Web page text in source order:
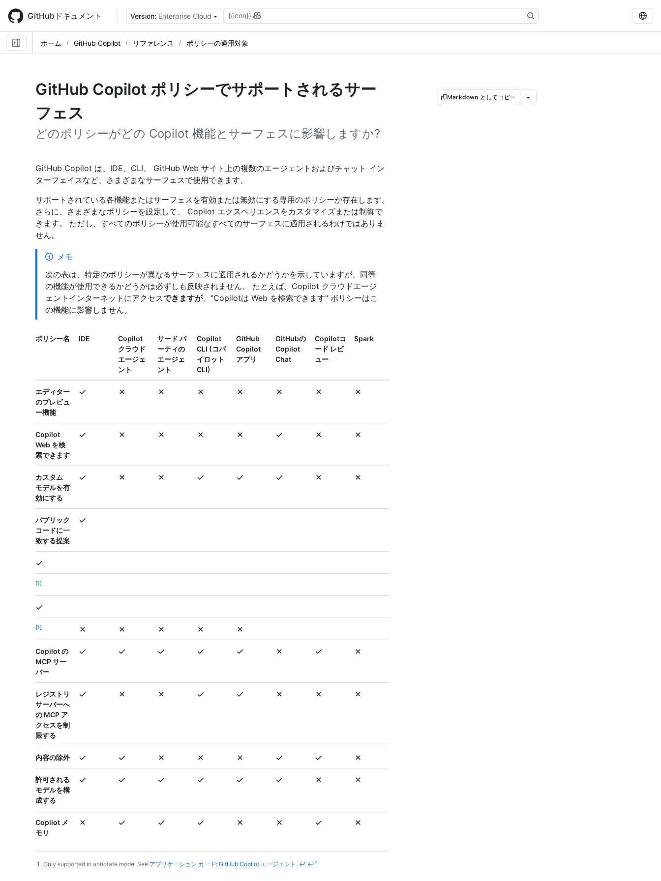
main
content
GitHubドキュメント Version: Enterprise Cloud {{icon}}
ホーム GitHub Copilot リファレンス ポリシーの適用対象
GitHub Copilot ポリシーでサポートされるサー
フェス
どのポリシーがどの Copilot 機能とサーフェスに影響しますか?
Markdown としてコピー
GitHub Copilot は、IDE、CLI、 GitHub Web サイト上の複数のエージェントおよびチャット イン
ターフェイスなど、さまざまなサーフェスで使用できます。
サポートされている各機能またはサーフェスを有効または無効にする専用のポリシーが存在します。
さらに、さまざまなポリシーを設定して、 Copilot エクスペリエンスをカスタマイズまたは制御で
きます。 ただし、すべてのポリシーが使用可能なすべてのサーフェスに適用されるわけではありま
せん。
メモ
次の表は、特定のポリシーが異なるサーフェスに適用されるかどうかを示していますが、同等
の機能が使用できるかどうかは必ずしも反映されません。 たとえば、Copilot クラウドエージ
ェントインターネットにアクセスできますが、"Copilotは Web を検索できます" ポリシーはこ
の機能に影響しません。
ポリシー名 IDE
Copilot
クラウド
エージェ
ント
サード パ
ーティの
エージェ
ント
Copilot
CLI (コパ
イロット
CLI)
GitHub
Copilot
アプリ
GitHubの
Copilot
Chat
Copilotコ
ード レビ
ュー
Spark
エディター
のプレビュ
ー機能
Copilot
Web を検
索できます
カスタム
モデルを有
効にする
パブリック
コードに一
致する提案
1
1
Copilot の
MCP サー
バー
レジストリ
サーバーへ
の MCP ア
クセスを制
限する
内容の除外
許可される
モデルを構
成する
Copilot メ
モリ
Only supported in annotate mode. See アプリケーション カード: GitHub Copilot エージェント . ↩ ↩2